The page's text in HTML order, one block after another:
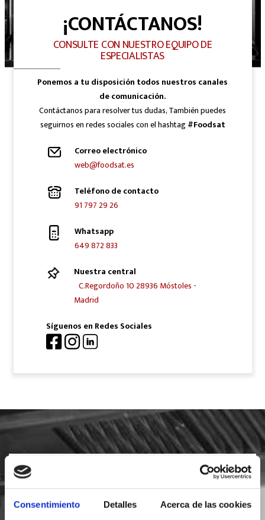
Consentimiento Detalles Acerca de las cookies
¡CONTÁCTANOS!
CONSULTE CON NUESTRO EQUIPO DE
ESPECIALISTAS
Ponemos a tu disposición todos nuestros canales
de comunicación.
Contáctanos para resolver tus dudas, También puedes
seguirnos en redes sociales con el hashtag#Foodsat
Correo electrónico
web@foodsat.es
Teléfono de contacto
91 797 29 26
Whatsapp
649 872 833
Nuestra central
C.Regordoño 10 28936 Móstoles -
Madrid
Síguenos en Redes Sociales
SOLICITA INFORMACIÓN